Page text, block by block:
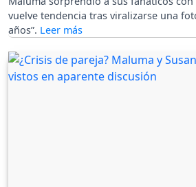
vuelve tendencia tras viralizarse una
años”.